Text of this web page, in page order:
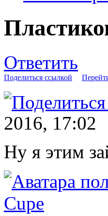
Ответить
Поделиться ссылкой
2016, 17:02
Ну я этим
Cupe